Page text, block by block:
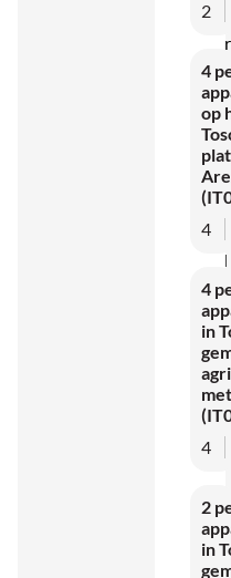
Buiten
vind je
omheinde
tuin, een
zwembad
exclusief
gebruik
meerdere
zitplekken
schaduw.
Kinderen
kunnen
2
4
op
4
4
in
4
2
in